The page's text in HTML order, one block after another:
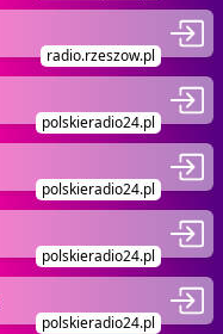
radio.rzeszow.pl
polskieradio24.pl
polskieradio24.pl
polskieradio24.pl
polskieradio24.pl